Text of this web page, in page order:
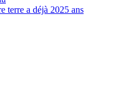
terre a déjà 2025 ans